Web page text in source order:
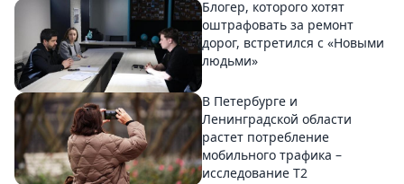
Блогер, которого хотят
оштрафовать за ремонт
дорог, встретился с «Новыми
людьми»
В Петербурге и
Ленинградской области
растет потребление
мобильного трафика –
исследование T2